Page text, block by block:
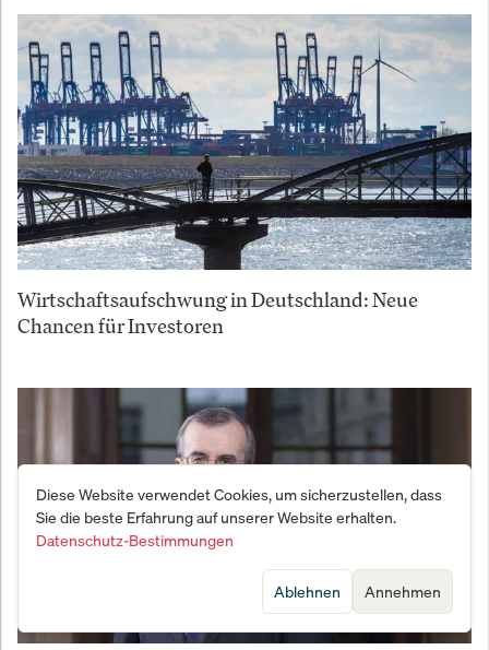
Wirtschaftsaufschwung in Deutschland: Neue
Chancen für Investoren
Diese Website verwendet Cookies, um sicherzustellen, dass
Sie die beste Erfahrung auf unserer Website erhalten.
Datenschutz-Bestimmungen
Annehmen
Ablehnen